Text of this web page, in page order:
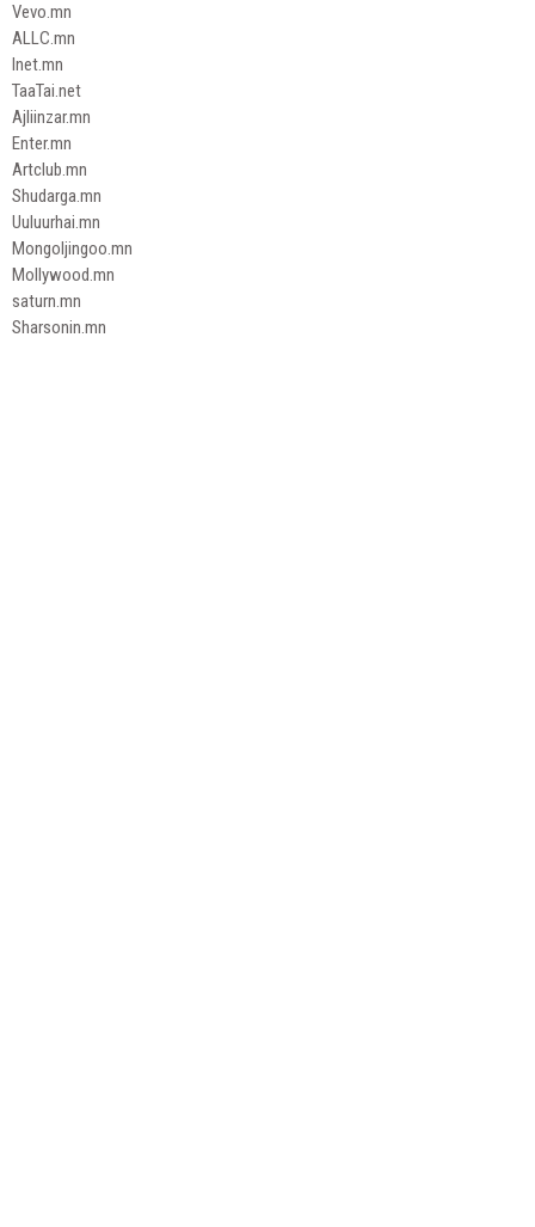
Vevo.mn
ALLC.mn
Inet.mn
TaaTai.net
Ajliinzar.mn
Enter.mn
Artclub.mn
Shudarga.mn
Uuluurhai.mn
Mongoljingoo.mn
Mollywood.mn
saturn.mn
Sharsonin.mn